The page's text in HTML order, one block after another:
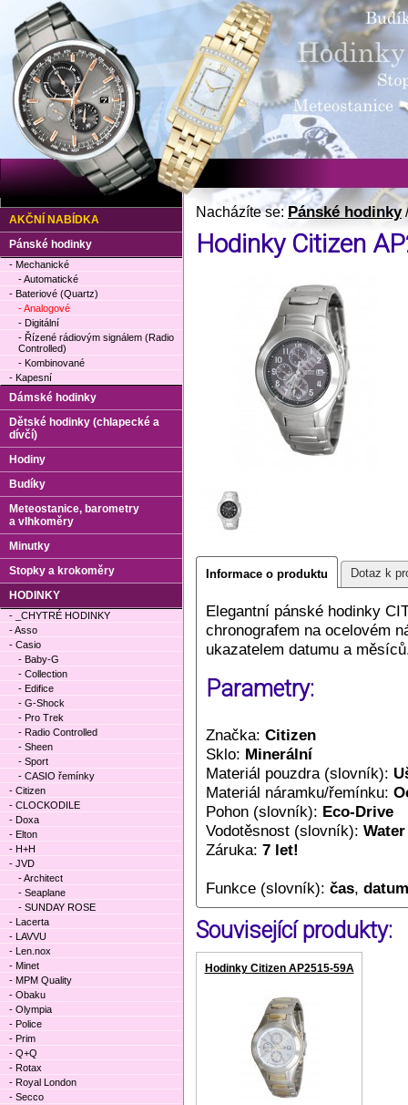
Nacházíte se:Pánské hodinky
Hodinky Citizen
Informace o produktu Dotaz k
Elegantní pánské hodinky
chronografem na ocelovém
ukazatelem datumu a
Parametry:
Značka: Citizen
Sklo: Minerální
Materiál pouzdra (slovník):
Materiál náramku/řemínku:
Pohon (slovník): Eco-Drive
Vodotěsnost (slovník):
Záruka: 7 let!
Funkce (slovník): čas, datum
Související produkty:
Hodinky Citizen AP2515-59A
AKČNÍ NABÍDKA
Pánské hodinky
- Mechanické
- Automatické
- Bateriové (Quartz)
- Analogové
- Digitální
- Řízené rádiovým signálem (Radio
Controlled)
- Kombinované
- Kapesní
Dámské hodinky
Dětské hodinky (chlapecké a
dívčí)
Hodiny
Budíky
Meteostanice, barometry
a vlhkoměry
Minutky
Stopky a krokoměry
HODINKY
- _CHYTRÉ HODINKY
- Asso
- Casio
- Baby-G
- Collection
- Edifice
- G-Shock
- Pro Trek
- Radio Controlled
- Sheen
- Sport
- CASIO řemínky
- Citizen
- CLOCKODILE
- Doxa
- Elton
- H+H
- JVD
- Architect
- Seaplane
- SUNDAY ROSE
- Lacerta
- LAVVU
- Len.nox
- Minet
- MPM Quality
- Obaku
- Olympia
- Police
- Prim
- Q+Q
- Rotax
- Royal London
- Secco